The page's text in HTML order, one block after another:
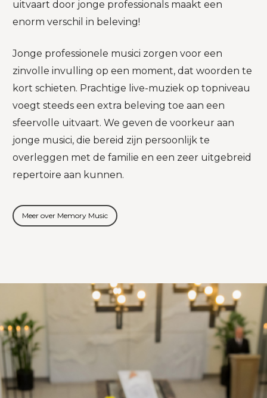
uitvaart door jonge professionals maakt een
enorm verschil in beleving!
Jonge professionele musici zorgen voor een
zinvolle invulling op een moment, dat woorden te
kort schieten. Prachtige live-muziek op topniveau
voegt steeds een extra beleving toe aan een
sfeervolle uitvaart. We geven de voorkeur aan
jonge musici, die bereid zijn persoonlijk te
overleggen met de familie en een zeer uitgebreid
repertoire aan kunnen.
Meer over Memory Music